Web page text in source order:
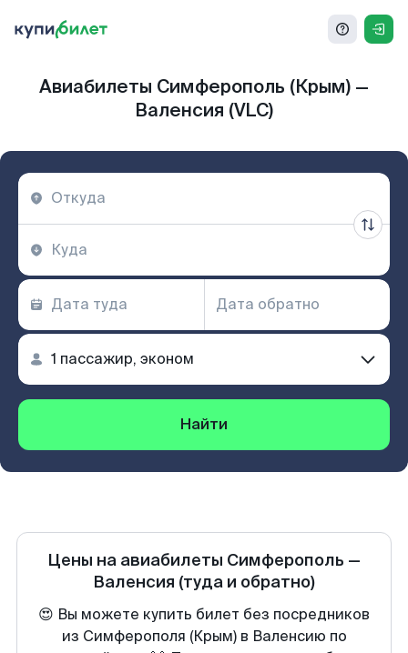
Авиабилеты Симферополь (Крым) —
Валенсия (VLC)
Найти
Цены на авиабилеты Симферополь —
Валенсия (туда и обратно)
😍 Вы можете купить билет без посредников
из Симферополя (Крым) в Валенсию по